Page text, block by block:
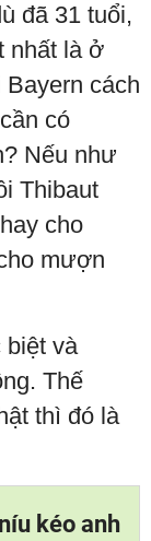
đã 31 tuổi,
nhất là ở
cách
có
Nếu như
Thibaut
cho
mượn
biệt và
Thế
thì đó là
kéo anh